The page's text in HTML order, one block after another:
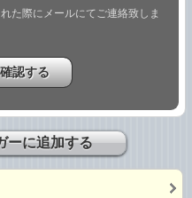
た際にメールにてご連絡致しま
ーに追加する